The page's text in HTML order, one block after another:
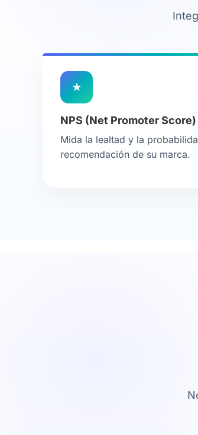
★
NPS (Net Promoter Score)
Mida la lealtad y la
recomendación de su marca.